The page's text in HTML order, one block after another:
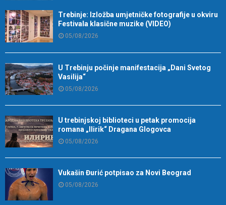
Trebinje: Izložba umjetničke fotografije u okviru
Festivala klasične muzike (VIDEO)
05/08/2026
U Trebinju počinje manifestacija „Dani Svetog
Vasilija“
05/08/2026
U trebinjskoj biblioteci u petak promocija
romana „Ilirik“ Dragana Glogovca
05/08/2026
Vukašin Đurić potpisao za Novi Beograd
05/08/2026